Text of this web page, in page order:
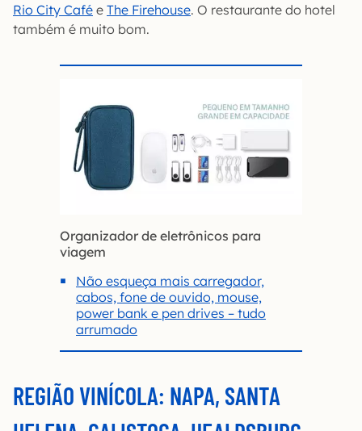
Rio City Café e The Firehouse. O restaurante do hotel
também é muito bom.
Organizador de eletrônicos para
viagem
Não esqueça mais carregador,
cabos, fone de ouvido, mouse,
power bank e pen drives – tudo
arrumado
REGIÃO VINÍCOLA: NAPA, SANTA